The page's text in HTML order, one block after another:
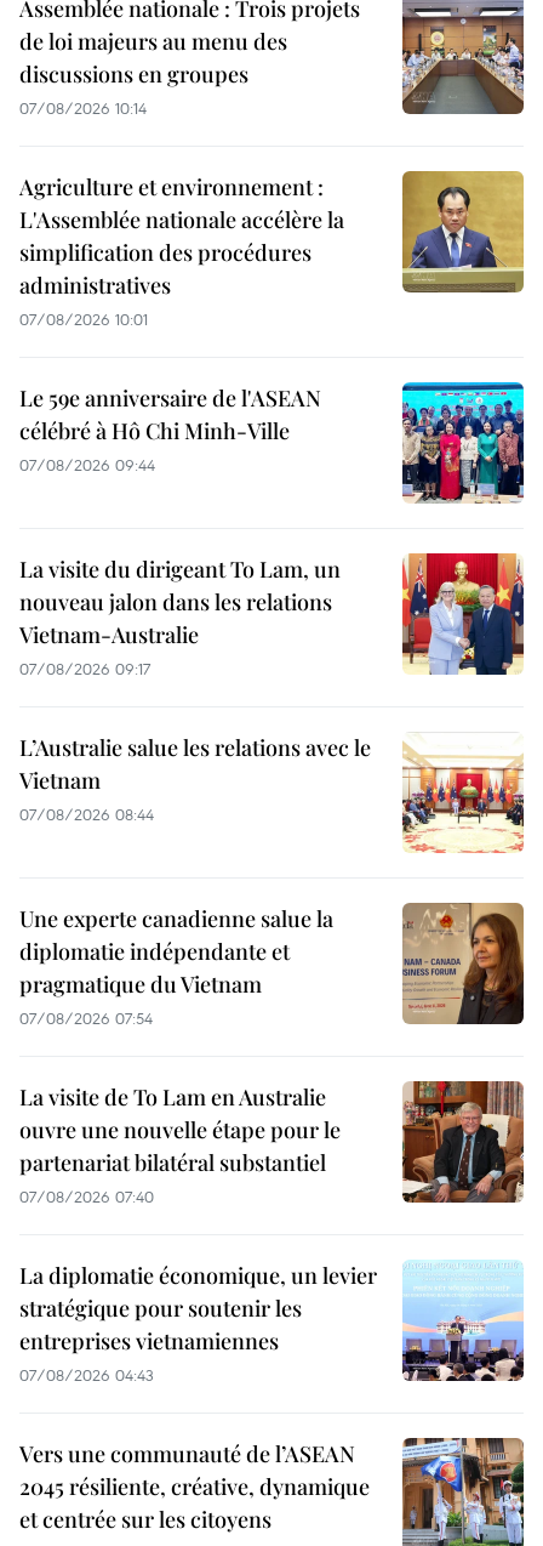
Assemblée nationale : Trois projets
de loi majeurs au menu des
discussions en groupes
07/08/2026 10:14
Agriculture et environnement :
L'Assemblée nationale accélère la
simplification des procédures
administratives
07/08/2026 10:01
Le 59e anniversaire de l'ASEAN
célébré à Hô Chi Minh-Ville
07/08/2026 09:44
La visite du dirigeant To Lam, un
nouveau jalon dans les relations
Vietnam-Australie
07/08/2026 09:17
L’Australie salue les relations avec le
Vietnam
07/08/2026 08:44
Une experte canadienne salue la
diplomatie indépendante et
pragmatique du Vietnam
07/08/2026 07:54
La visite de To Lam en Australie
ouvre une nouvelle étape pour le
partenariat bilatéral substantiel
07/08/2026 07:40
La diplomatie économique, un levier
stratégique pour soutenir les
entreprises vietnamiennes
07/08/2026 04:43
Vers une communauté de l’ASEAN
2045 résiliente, créative, dynamique
et centrée sur les citoyens